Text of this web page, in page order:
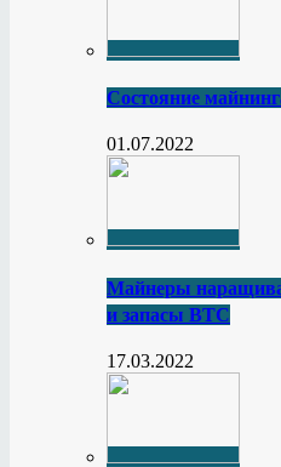
Состояние
01.07.2022
Майнеры
и запасы BTC
17.03.2022